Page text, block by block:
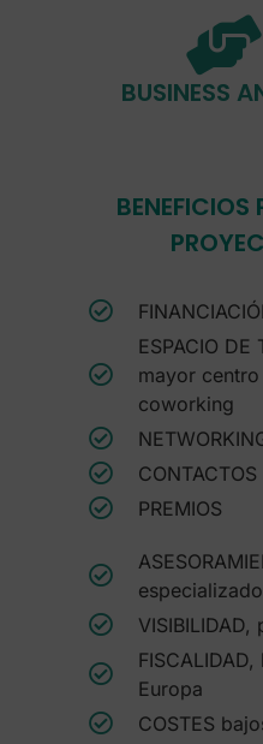
BUSINESS
BENEFICIOS
ESPACIO DE
mayor
coworking
CONTACTOS
PREMIOS
especializado
Europa
COSTES